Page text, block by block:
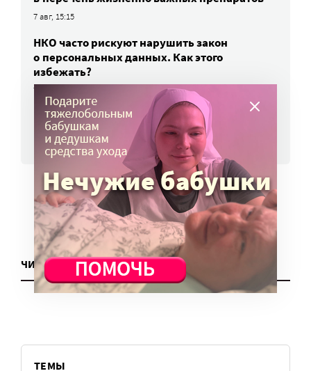
7 авг, 15:15
НКО часто рискуют нарушить закон
о персональных данных. Как этого
избежать?
7 авг, 13:13
ВСЕ НОВОСТИ
ЧИТАТЬ ЕЩЕ
ТЕМЫ